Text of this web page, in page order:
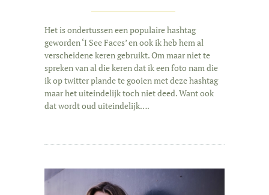
Het is ondertussen een populaire hashtag
geworden ‘I See Faces’ en ook ik heb hem al
verscheidene keren gebruikt. Om maar niet te
spreken van al die keren dat ik een foto nam die
ik op twitter plande te gooien met deze hashtag
maar het uiteindelijk toch niet deed. Want ook
dat wordt oud uiteindelijk….